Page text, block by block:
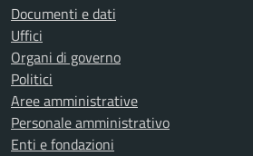
Documenti e dati
Uffici
Organi di governo
Politici
Aree amministrative
Personale amministrativo
Enti e fondazioni